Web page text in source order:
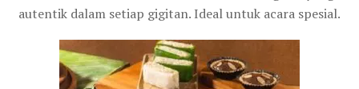
autentik dalam setiap gigitan. Ideal untuk acara spesial.